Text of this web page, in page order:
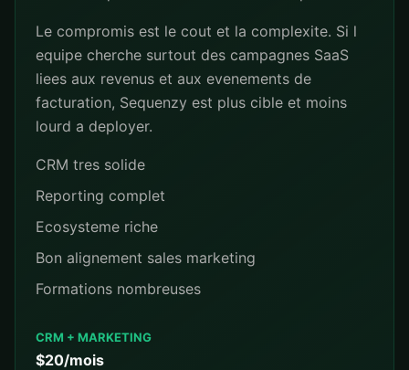
Le compromis est le cout et la complexite. Si l
equipe cherche surtout des campagnes SaaS
liees aux revenus et aux evenements de
facturation, Sequenzy est plus cible et moins
lourd a deployer.
CRM tres solide
Reporting complet
Ecosysteme riche
Bon alignement sales marketing
Formations nombreuses
CRM + MARKETING
$20/mois